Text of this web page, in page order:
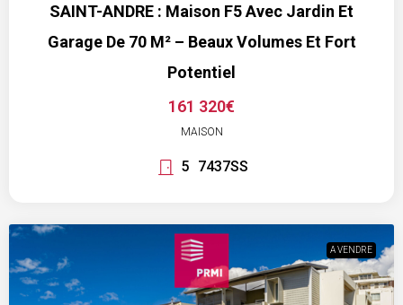
SAINT-ANDRE : Maison F5 Avec Jardin Et
Garage De 70 M² – Beaux Volumes Et Fort
Potentiel
161 320€
MAISON
5 7437SS
A VENDRE